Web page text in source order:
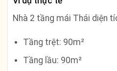
Nhà 2 tầng mái Thái diện
Tầng trệt: 90m²
Tầng lầu: 90m²